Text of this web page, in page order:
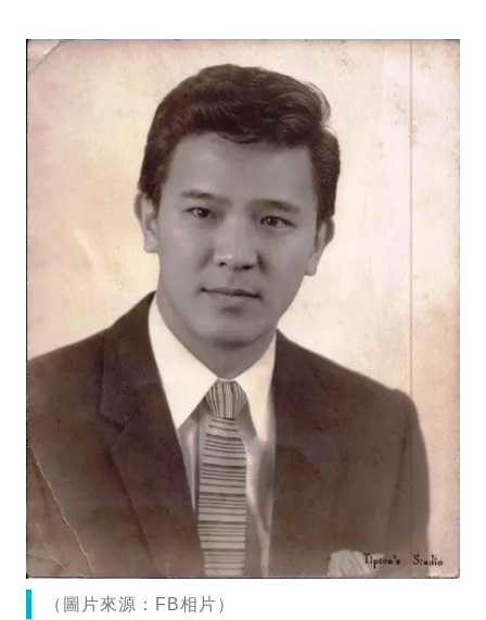
（圖片來源：FB相片）